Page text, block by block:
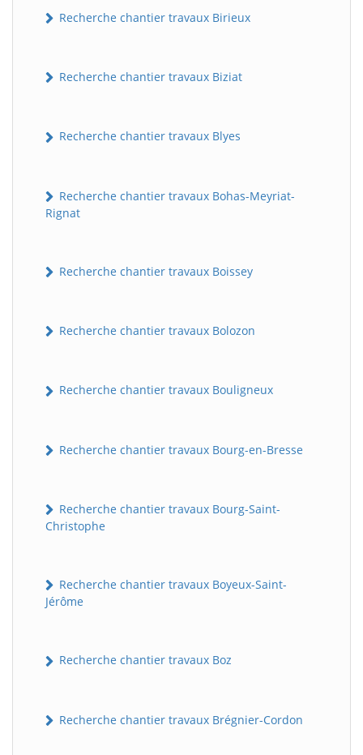
Recherche chantier travaux Birieux
Recherche chantier travaux Biziat
Recherche chantier travaux Blyes
Recherche chantier travaux Bohas-Meyriat-
Rignat
Recherche chantier travaux Boissey
Recherche chantier travaux Bolozon
Recherche chantier travaux Bouligneux
Recherche chantier travaux Bourg-en-Bresse
Recherche chantier travaux Bourg-Saint-
Christophe
Recherche chantier travaux Boyeux-Saint-
Jérôme
Recherche chantier travaux Boz
Recherche chantier travaux Brégnier-Cordon